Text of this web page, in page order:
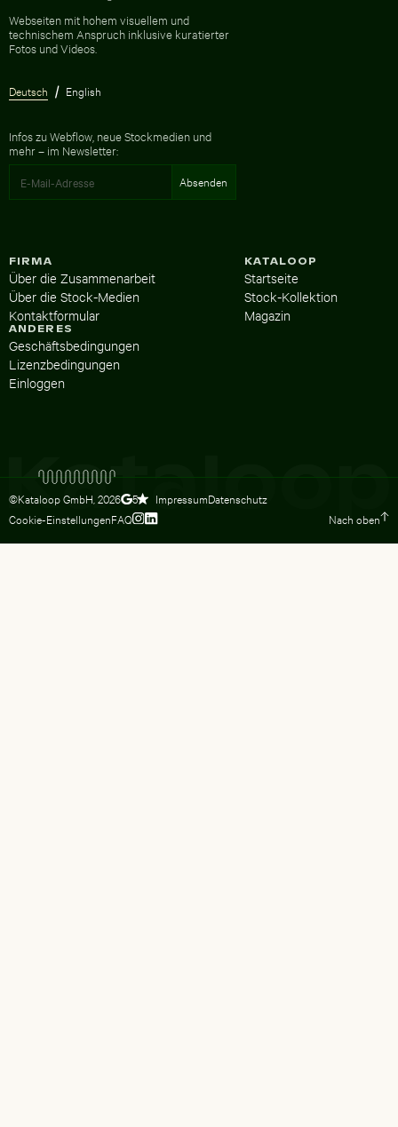
Webseiten mit hohem visuellem und
technischem Anspruch inklusive kuratierter
Fotos und Videos.
Deutsch English
Infos zu Webflow, neue Stockmedien und
mehr – im Newsletter:
KATALOOP
Startseite
Stock-Kollektion
Magazin
FIRMA
Über die Zusammenarbeit
Über die Stock-Medien
Kontaktformular
ANDERES
Geschäftsbedingungen
Lizenzbedingungen
Einloggen
©Kataloop GmbH, 2026 5 ImpressumDatenschutz
Cookie-EinstellungenFAQ Nach oben